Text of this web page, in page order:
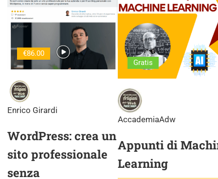
€86.00
Enrico Girardi
WordPress: crea un
sito professionale
senza
Gratis
AccademiaAdw
Appunti di
Learning